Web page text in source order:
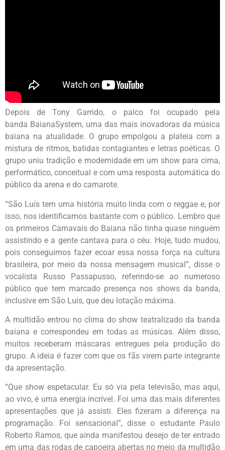
Depois de Tony Garrido, o palco foi ocupado pela
banda BaianaSystem, uma das mais inovadoras da música
baiana na atualidade. O grupo empolgou a plateia com a
mistura de ritmos, batidas contagiantes e letras poéticas. O
grupo uniu tradição e modernidade em um show para cima,
performático, conceitual e com uma resposta automática do
público da arena e do camarote.
“São Luís tem uma história muito linda com o reggae e, por
isso, nos identificamos bastante com o público. Lembro que
os primeiros Carnavais do Baiana não tinha quase ninguém
assistindo e a gente cantava para o céu. Hoje, tudo mudou,
pois conseguimos fazer ecoar essa nossa força na cultura
brasileira, por meio da nossa mensagem musical”, disse o
vocalista Russo Passapusso, referindo-se ao numeroso
público que tem marcado presença nos shows da banda,
inclusive em São Luís, que deu lotação máxima.
A multidão entrou no clima do show teatralizado da banda
baiana e correspondeu em todas as músicas. Além disso,
muitos receberam máscaras entregues pela produção do
grupo. A ideia é fazer com que os fãs virem parte integrante
da apresentação.
“Que show espetacular. Eu só via pela televisão, mas aqui,
ao vivo, é uma energia incrível. Foi uma das mais diferentes
apresentações que já assisti. Eles fizeram a diferença na
programação. Foi sensacional”, disse o estudante Paulo
Roberto Ramos, que ainda manifestou desejo de ter entrado
em uma das rodas de capoeira abertas no meio da multidão